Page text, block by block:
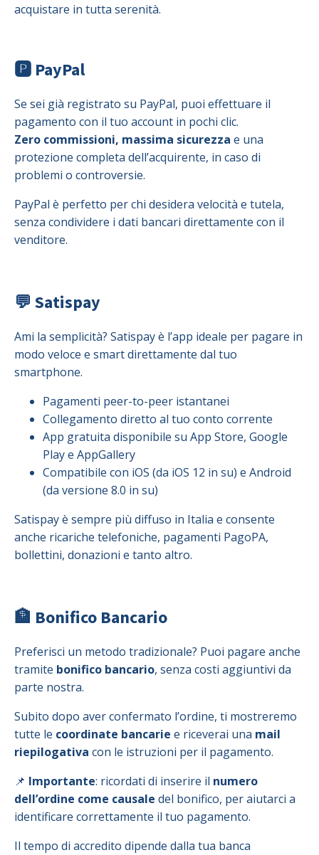
acquistare in tutta serenità.
🅿️ PayPal
Se sei già registrato su PayPal, puoi effettuare il
pagamento con il tuo account in pochi clic.
Zero commissioni, massima sicurezza e una
protezione completa dell’acquirente, in caso di
problemi o controversie.
PayPal è perfetto per chi desidera velocità e tutela,
senza condividere i dati bancari direttamente con il
venditore.
💬 Satispay
Ami la semplicità? Satispay è l’app ideale per pagare in
modo veloce e smart direttamente dal tuo
smartphone.
Pagamenti peer-to-peer istantanei
Collegamento diretto al tuo conto corrente
App gratuita disponibile su App Store, Google
Play e AppGallery
Compatibile con iOS (da iOS 12 in su) e Android
(da versione 8.0 in su)
Satispay è sempre più diffuso in Italia e consente
anche ricariche telefoniche, pagamenti PagoPA,
bollettini, donazioni e tanto altro.
🏦 Bonifico Bancario
Preferisci un metodo tradizionale? Puoi pagare anche
tramite bonifico bancario, senza costi aggiuntivi da
parte nostra.
Subito dopo aver confermato l’ordine, ti mostreremo
tutte le coordinate bancarie e riceverai una mail
riepilogativa con le istruzioni per il pagamento.
📌 Importante: ricordati di inserire il numero
dell’ordine come causale del bonifico, per aiutarci a
identificare correttamente il tuo pagamento.
Il tempo di accredito dipende dalla tua banca